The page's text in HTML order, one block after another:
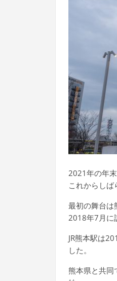
2021年の年
これからしば
最初の舞台は
2018年7月に
JR熊本駅は
した。
熊本県と共同